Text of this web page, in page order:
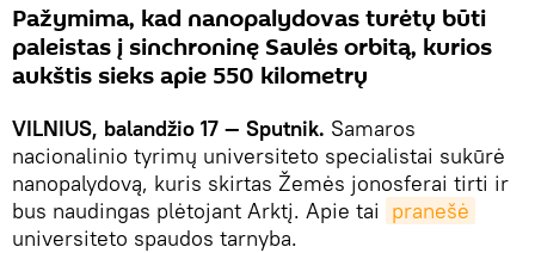
Pažymima, kad nanopalydovas turėtų būti
paleistas į sinchroninę Saulės orbitą, kurios
aukštis sieks apie 550 kilometrų
VILNIUS, balandžio 17 — Sputnik. Samaros
nacionalinio tyrimų universiteto specialistai sukūrė
nanopalydovą, kuris skirtas Žemės jonosferai tirti ir
bus naudingas plėtojant Arktį. Apie tai pranešė
universiteto spaudos tarnyba.